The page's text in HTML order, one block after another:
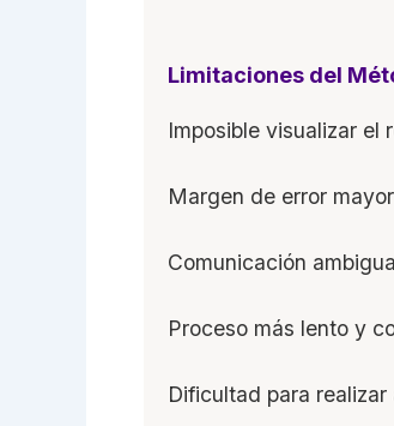
Limitaciones del
Imposible visualizar
Margen de error
Comunicación
Proceso más lento y
Dificultad para